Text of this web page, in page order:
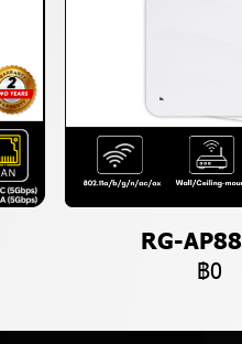
RG-
฿0